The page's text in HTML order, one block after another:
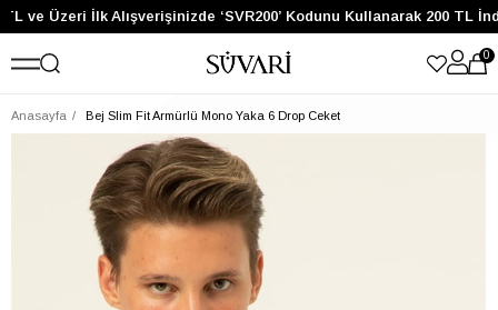
ve Üzeri İlk Alışverişinizde ‘SVR200’ Kodunu Kullanarak 200 TL
0
Anasayfa Bej Slim Fit Armürlü Mono Yaka 6 Drop Ceket